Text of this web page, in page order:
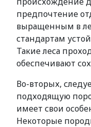
предпочтение
выращенным в
стандартам
Такие леса
обеспечивают
Во-вторых,
подходящую
имеет свои
Некоторые